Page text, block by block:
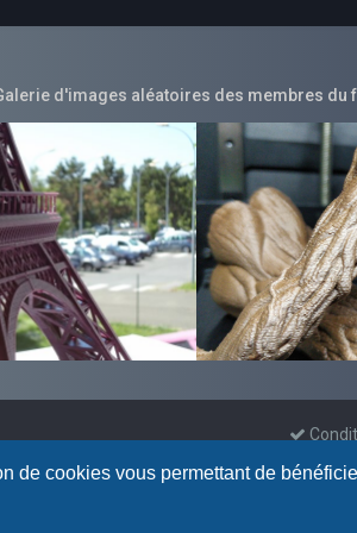
de cookies vous permettant de
d'images aléatoires des membres du